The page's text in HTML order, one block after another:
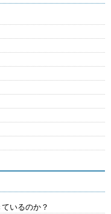
いるのか？